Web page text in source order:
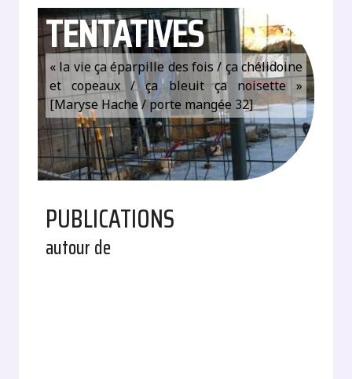
TENTATIVES
« la vie ça éparpille des fois / ça chélidoine
et copeaux / ça bleuit ça noisette »
[Maryse Hache / porte mangée 32]
PUBLICATIONS
autour de